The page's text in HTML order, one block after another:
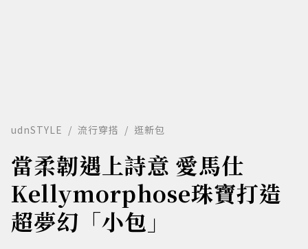
udnSTYLE 流行穿搭 逛新包
當柔韌遇上詩意 愛馬仕
Kellymorphose珠寶打造
超夢幻「小包」